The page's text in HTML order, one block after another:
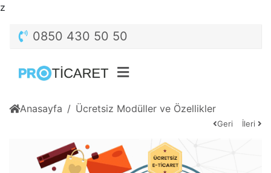
z
0850 430 50 50
Anasayfa Ücretsiz Modüller ve Özellikler
Geri İleri